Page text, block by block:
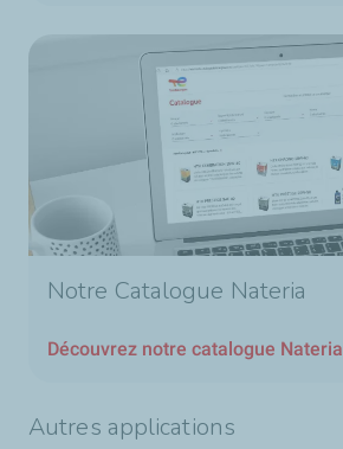
Notre Catalogue Nateria
Découvrez notre catalogue Nateria
Autres applications